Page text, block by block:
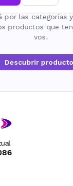
página no
por las categorías
productos que
vos.
Descubrir